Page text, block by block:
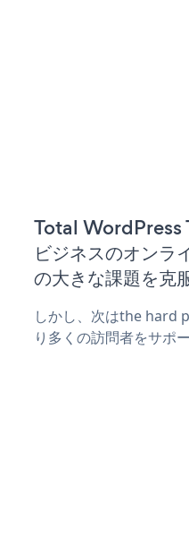
Total WordPress
ビジネスのオンラ
の大きな課題を克
しかし、次はthe hard
り多くの訪問者をサポ